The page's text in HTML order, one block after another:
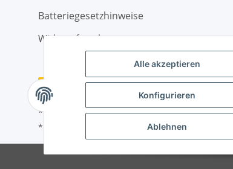
Alle akzeptieren
Konfigurieren
Ablehnen
Batteriegesetzhinweise
Widerrufsrecht
Vertrag widerrufen
* Alle Preise inkl. gesetzlicher MwSt., zzgl.
* gilt für Lieferungen innerhalb Deutschlands,